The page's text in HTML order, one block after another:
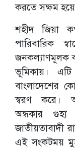
করতে সক্ষম
শহীদ জিয়া
পারিবারিক
জনকল্যাণমূলক
ভূমিকায়।
বাংলাদেশের
স্বরণ করে।
অন্ধকার
জাতীয়তাবাদী
এই সংকটময়